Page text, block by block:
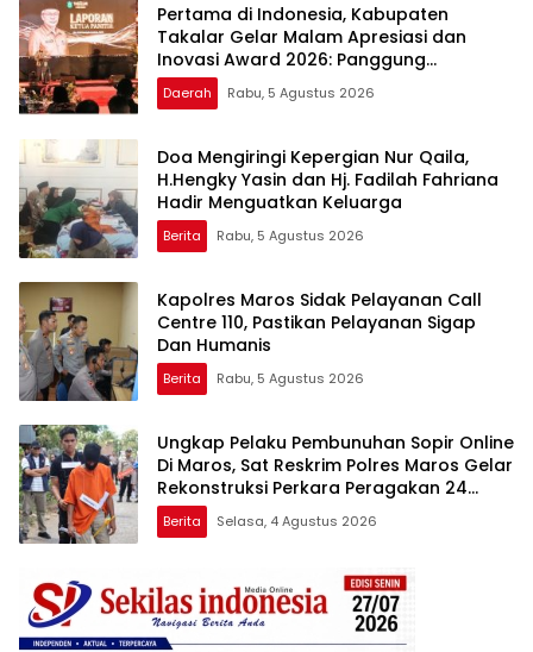
Pertama di Indonesia, Kabupaten
Takalar Gelar Malam Apresiasi dan
Inovasi Award 2026: Panggung
Penghargaan bagi Pelayan Publik
Berprestasi
Daerah Rabu, 5 Agustus 2026
Doa Mengiringi Kepergian Nur Qaila,
H.Hengky Yasin dan Hj. Fadilah Fahriana
Hadir Menguatkan Keluarga
Berita Rabu, 5 Agustus 2026
Kapolres Maros Sidak Pelayanan Call
Centre 110, Pastikan Pelayanan Sigap
Dan Humanis
Berita Rabu, 5 Agustus 2026
Ungkap Pelaku Pembunuhan Sopir Online
Di Maros, Sat Reskrim Polres Maros Gelar
Rekonstruksi Perkara Peragakan 24
Adegan
Berita Selasa, 4 Agustus 2026